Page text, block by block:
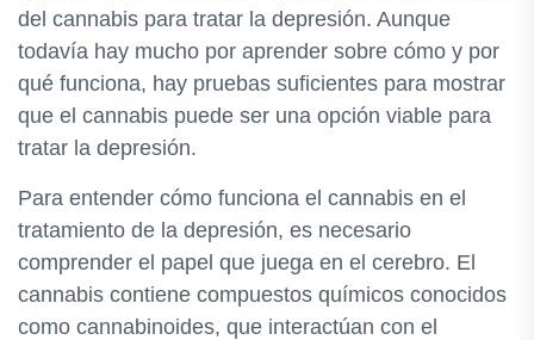
del cannabis para tratar la depresión. Aunque
todavía hay mucho por aprender sobre cómo y por
qué funciona, hay pruebas suficientes para mostrar
que el cannabis puede ser una opción viable para
tratar la depresión.
Para entender cómo funciona el cannabis en el
tratamiento de la depresión, es necesario
comprender el papel que juega en el cerebro. El
cannabis contiene compuestos químicos conocidos
como cannabinoides, que interactúan con el